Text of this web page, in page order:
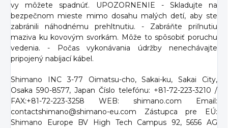
vy môžete spadnúť. UPOZORNENIE - Skladujte na
bezpečnom mieste mimo dosahu malých detí, aby ste
zabránili náhodnému prehltnutiu. - Zabráňte priľnutiu
maziva ku kovovým svorkám. Môže to spôsobiť poruchu
vedenia. - Počas vykonávania údržby nenechávajte
pripojený nabíjací kábel.
Shimano INC 3-77 Oimatsu-cho, Sakai-ku, Sakai City,
Osaka 590-8577, Japan Číslo telefónu: +81-72-223-3210 /
FAX:+81-72-223-3258 WEB: shimano.com Email:
contactshimano@shimano-eu.com Zástupca pre EÚ:
Shimano Europe BV High Tech Campus 92, 5656 AG